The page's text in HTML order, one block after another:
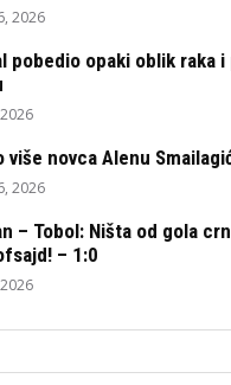
2026
pobedio opaki oblik raka i
2026
više novca Alenu
2026
– Tobol: Ništa od gola
– 1:0
2026